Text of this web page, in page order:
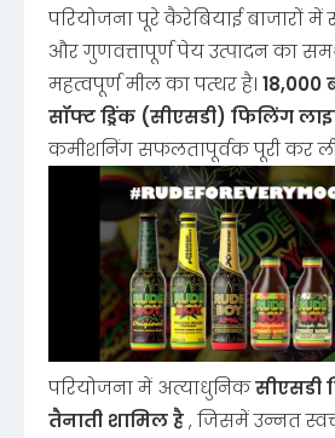
परियोजना पूरे कैरेबियाई बाजारों में
और गुणवत्तापूर्ण पेय उत्पादन का
महत्वपूर्ण मील का पत्थर है। 18,000
सॉफ्ट ड्रिंक (सीएसडी) फिलिंग
कमीशनिंग सफलतापूर्वक पूरी कर ली
परियोजना में अत्याधुनिकसीएसडी
तैनाती शामिल है, जिसमें उन्नत